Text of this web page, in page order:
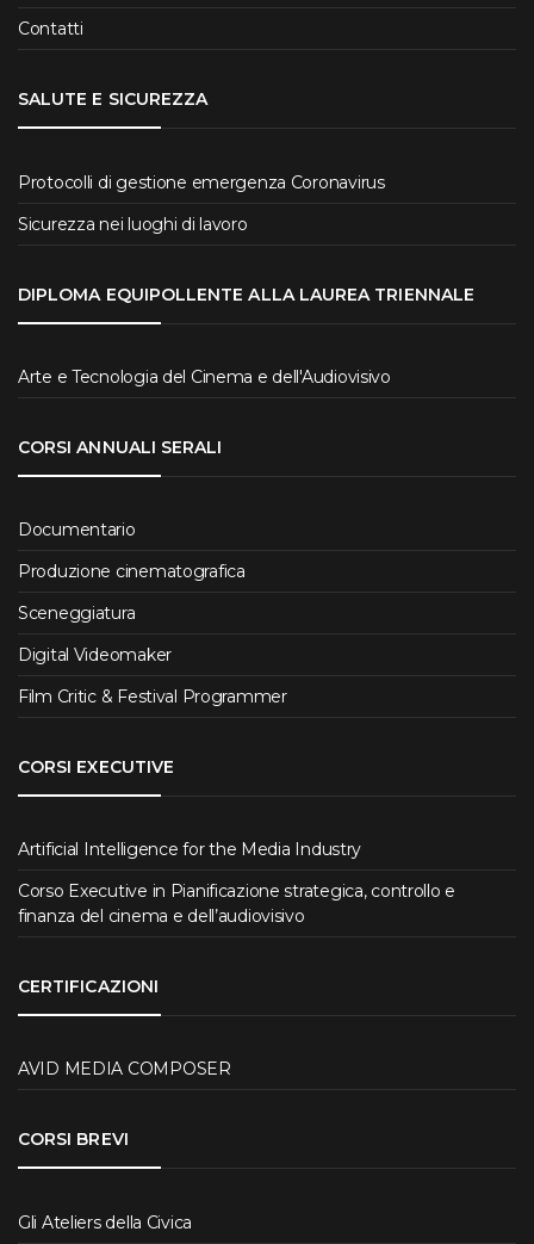
Contatti
SALUTE E SICUREZZA
Protocolli di gestione emergenza Coronavirus
Sicurezza nei luoghi di lavoro
DIPLOMA EQUIPOLLENTE ALLA LAUREA TRIENNALE
Arte e Tecnologia del Cinema e dell'Audiovisivo
CORSI ANNUALI SERALI
Documentario
Produzione cinematografica
Sceneggiatura
Digital Videomaker
Film Critic & Festival Programmer
CORSI EXECUTIVE
Artificial Intelligence for the Media Industry
Corso Executive in Pianificazione strategica, controllo e
finanza del cinema e dell’audiovisivo
CERTIFICAZIONI
AVID MEDIA COMPOSER
CORSI BREVI
Gli Ateliers della Civica